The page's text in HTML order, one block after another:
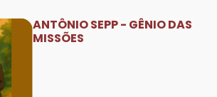
ANTÔNIO SEPP - GÊNIO DAS
MISSÕES